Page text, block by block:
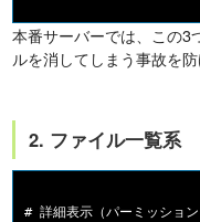
本番サーバーでは、この3
ルを消してしまう事故を防
2. ファイル一覧系
# 詳細表示（パーミッション